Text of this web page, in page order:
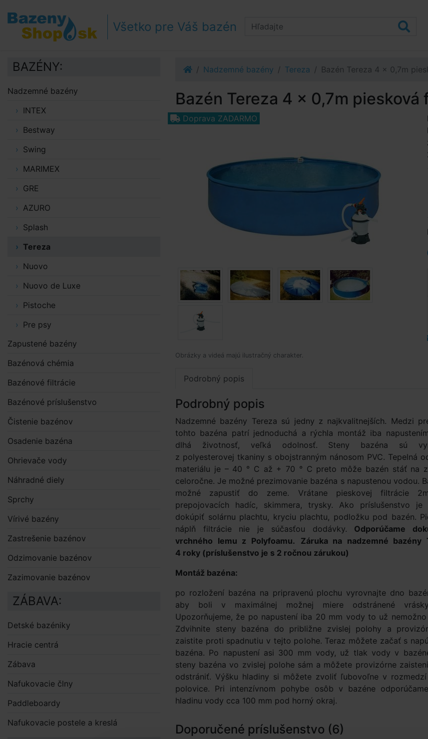
Prejsť na obsah
Prejsť k bočnému stĺpci
Klávesové skratky
Všetko pre Váš bazén
Nadzemné bazény Tereza Bazén Tereza 4 x 0,7m
Bazén Tereza 4 x 0,7m
Doprava ZADARMO
Obrázky a videá majú ilustračný charakter.
Podrobný popis
Podrobný popis
Nadzemné bazény Tereza sú jedny z najkvalitnejších. Medzi
tohto bazéna patrí jednoduchá a rýchla montáž iba
dlhá životnosť, veľká odolnosť. Steny bazéna sú
z polyesterovej tkaniny s obojstranným nánosom PVC. Tepelná
materiálu je – 40 ° C až + 70 ° C preto môže bazén stáť na
celoročne. Je možné prezimovanie bazéna s napustenou vodou.
možné zapustiť do zeme. Vrátane pieskovej filtrácie
prepojovacích hadíc, skimmera, trysky. Ako príslušenstvo je
dokúpiť solárnu plachtu, kryciu plachtu, podložku pod bazén.
náplň filtrácie nie je súčasťou dodávky. Odporúčame
vrchného lemu z Polyfoamu.
Záruka na nadzemné bazény
4 roky (príslušenstvo je s 2 ročnou zárukou)
Montáž bazéna:
po rozložení bazéna na pripravenú plochu vyrovnajte dno
aby boli v maximálnej možnej miere odstránené
Upozorňujeme, že po napustení iba 20 mm vody to už
Zdvihnite steny bazéna do približne zvislej polohy a
zaistite proti spadnutiu v tejto polohe. Teraz môžete začať s
bazéna. Po napustení asi 300 mm vody, už tlak vody v
steny bazéna vo zvislej polohe sám a môžete provizórne
odstrániť. Výšku hladiny si môžete zvoliť ľubovoľne v rozmedzí
polovice. Pri intenzívnom pohybe osôb v bazéne
hladinu vody cca 100 mm pod horný okraj.
Doporučené príslušenstvo (6)
BAZÉNY:
Nadzemné bazény
INTEX
Bestway
Swing
MARIMEX
GRE
AZURO
Splash
Tereza
Nuovo
Nuovo de Luxe
Pistoche
Pre psy
Zapustené bazény
Bazénová chémia
Bazénové filtrácie
Bazénové príslušenstvo
Čistenie bazénov
Osadenie bazéna
Ohrievače vody
Náhradné diely
Sprchy
Vírivé bazény
Zastrešenie bazénov
Odzimovanie bazénov
Zazimovanie bazénov
ZÁBAVA:
Detské bazéniky
Hracie centrá
Zábava
Nafukovacie člny
Paddleboardy
Nafukovacie postele a kreslá